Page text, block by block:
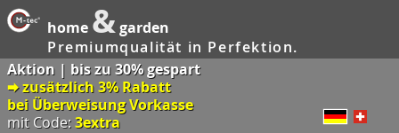
home &garden
Premiumqualität in Perfektion.
Aktion | bis zu 30% gespart
🠮 zusätzlich 3% Rabatt
bei Überweisung Vorkasse
mit Code:3extra